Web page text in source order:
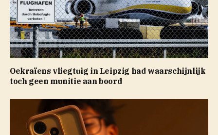
Oekraïens vliegtuig in Leipzig had waarschijnlijk
toch geen munitie aan boord